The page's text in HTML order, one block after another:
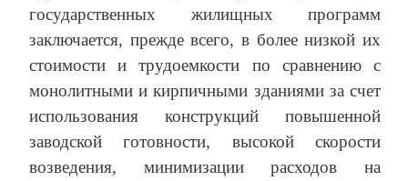
государственных жилищных программ
заключается, прежде всего, в более низкой их
стоимости и трудоемкости по сравнению с
монолитными и кирпичными зданиями за счет
использования конструкций повышенной
заводской готовности, высокой скорости
возведения, минимизации расходов на